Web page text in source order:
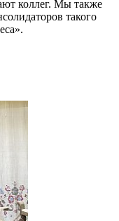
коллег. Мы также
такого